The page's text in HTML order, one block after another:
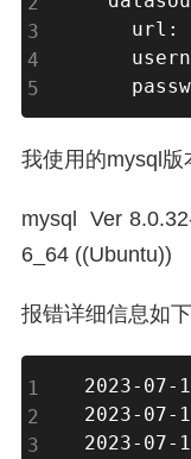
url:
我使用的mysql版
mysql Ver
6_64 ((Ubuntu))
报错详细信息如下
2023-07-
2023-07-
2023-